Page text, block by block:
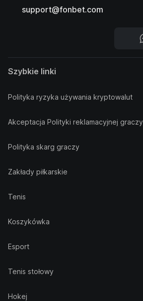
support@fonbet.com
Szybkie linki
Polityka ryzyka używania kryptowalut
Akceptacja Polityki reklamacyjnej graczy
Polityka skarg graczy
Zakłady piłkarskie
Tenis
Koszykówka
Esport
Tenis stołowy
Hokej